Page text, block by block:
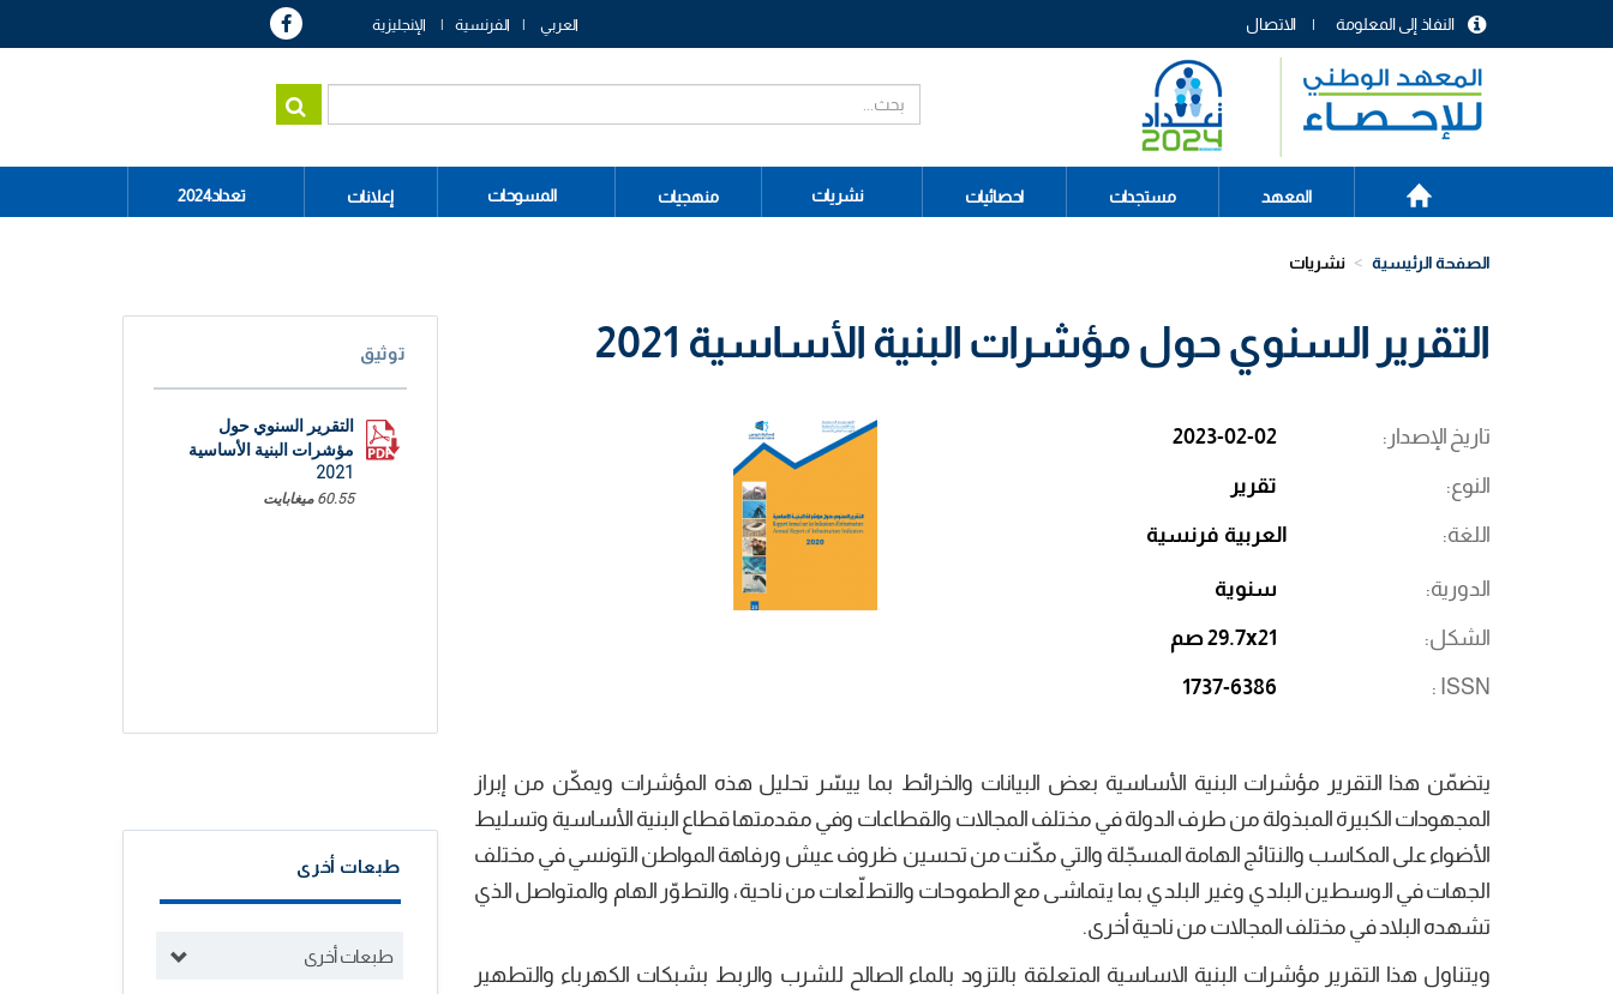
menu
header
الاتصال النفاذ إلى المعلومة العربي الفرنسية الإنجليزية
Main
navigation
الرئيسية
المعهد مستجدات احصائيات نشريات منهجيات المسوحات إعلانات تعداد2024
الصفحة الرئيسية نشريات
التقرير السنوي حول مؤشرات البنية الأساسية 2021
تاريخ الإصدار 2023-02-02
النوع تقرير
اللغة العربية فرنسية
الدورية سنوية
الشكل 29.7x21 صم
ISSN
1737-6386
يتضمّن هذا التقرير مؤشرات البنية الأساسية بعض البيانات والخرائط بما ييسّر تحليل هذه المؤشرات ويمكّن من إبراز
المجهودات الكبيرة المبذولة من طرف الدولة في مختلف المجالات والقطاعات وفي مقدمتها قطاع البنية الأساسية وتسليط
الأضواء على المكاسب والنتائج الهامة المسجّلة والتي مكّنت من تحسين ظروف عيش ورفاهة المواطن التونسي في مختلف
الجهات في الوسطين البلدي وغير البلدي بما يتماشى مع الطموحات والتطلّعات من ناحية، والتطوّر الهام والمتواصل الذي
تشهده البلاد في مختلف المجالات من ناحية أخرى.
ويتناول هذا التقرير مؤشرات البنية الاساسية المتعلقة بالتزود بالماء الصالح للشرب والربط بشبكات الكهرباء والتطهير
توثيق
التقرير السنوي حول
مؤشرات البنية الأساسية
2021
60.55 ميغابايت
طبعات أخرى
طبعات أخرى